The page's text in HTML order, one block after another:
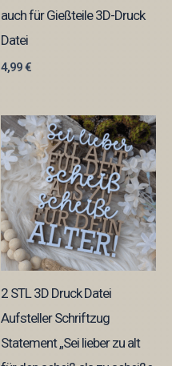
auch für Gießteile 3D-Druck
Datei
4,99€
2 STL 3D Druck Datei
Aufsteller Schriftzug
Statement „Sei lieber zu alt